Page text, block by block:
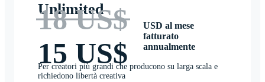
Unlimited
18 US$
15 US$
USD al mese
fatturato
annualmente
Per creatori più grandi che producono su larga scala e
richiedono libertà creativa